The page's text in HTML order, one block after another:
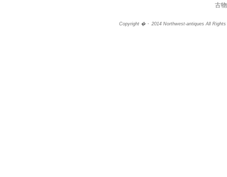
古
Copyright �・ 2014 Northwest-antiques All